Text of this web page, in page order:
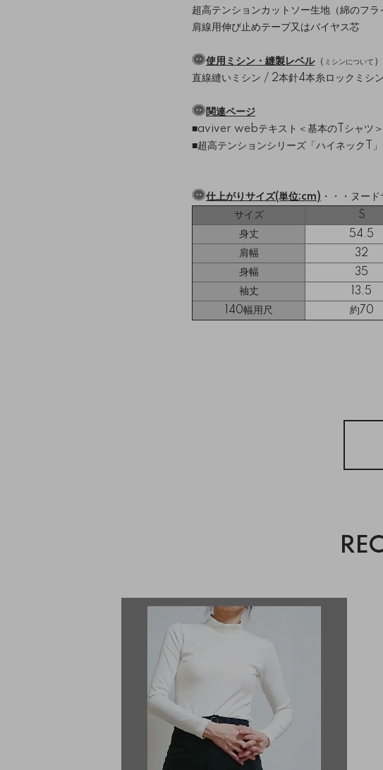
超高テンションカットソー生地（綿のフ
肩線用伸び止めテープ又はバイヤス芯
使用ミシン・縫製レベル（ ミシンについて ）
直線縫いミシン / 2本針4本糸ロックミシン
関連ページ
■aviver webテキスト＜基本のTシャツ ＞
■超高テンションシリーズ「 ハイネックT
仕上がりサイズ(単位:cm) ・・・ ヌー
サイズ
S
身丈
54.5
肩幅
32
身幅
35
袖丈
13.5
140幅用尺
約70